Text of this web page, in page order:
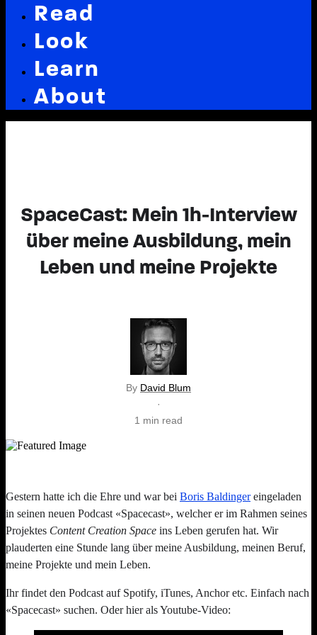
Read
Look
Learn
About
SpaceCast: Mein 1h-Interview
über meine Ausbildung, mein
Leben und meine Projekte
By David Blum
·
1 min read
Gestern hatte ich die Ehre und war bei Boris Baldingereingeladen
in seinen neuen Podcast «Spacecast», welcher er im Rahmen seines
Projektes Content Creation Space ins Leben gerufen hat. Wir
plauderten eine Stunde lang über meine Ausbildung, meinen Beruf,
meine Projekte und mein Leben.
Ihr findet den Podcast auf Spotify, iTunes, Anchor etc. Einfach nach
«Spacecast» suchen. Oder hier als Youtube-Video: